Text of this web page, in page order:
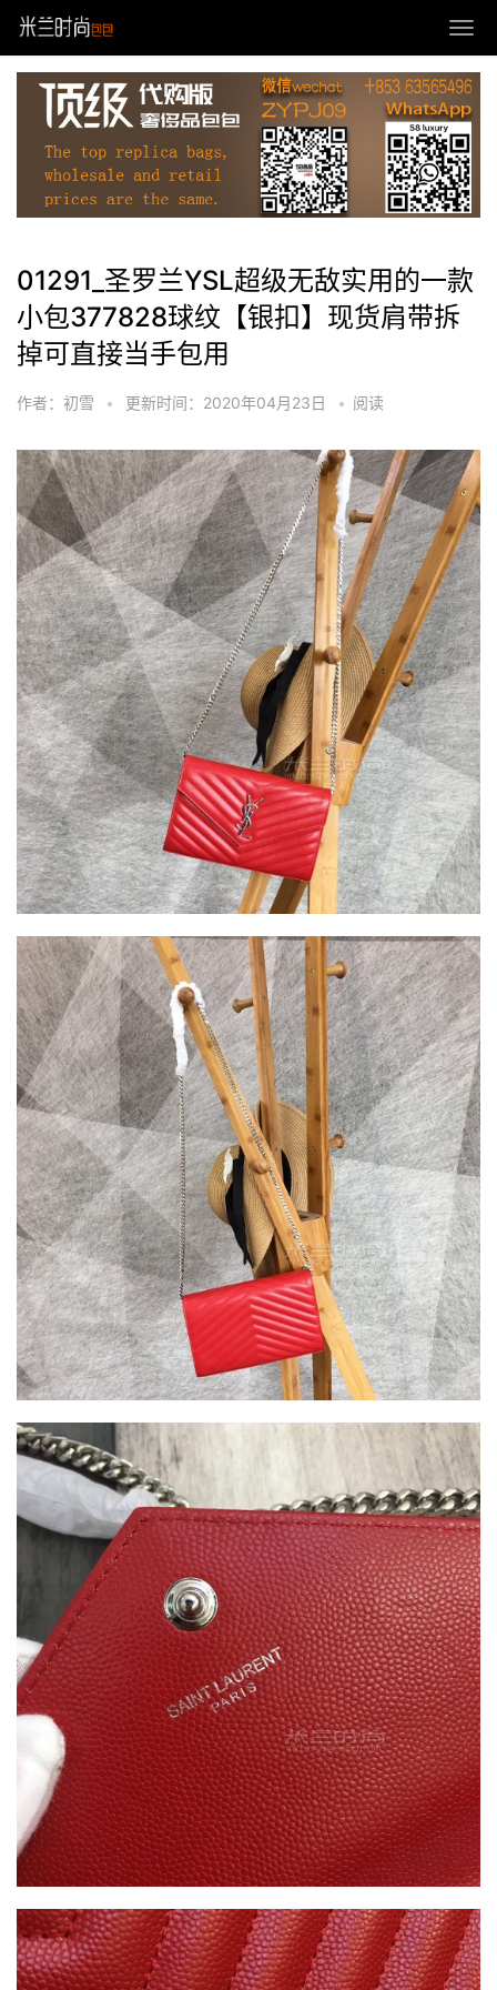
01291_圣罗兰YSL超级无敌实用的一款
小包377828球纹【银扣】现货肩带拆
掉可直接当手包用
作者：初雪 • 更新时间：2020年04月23日 • 阅读